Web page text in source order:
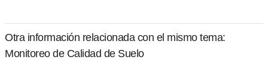
Otra información relacionada con el mismo tema:
Monitoreo de Calidad de Suelo